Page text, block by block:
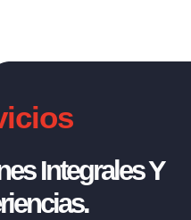
Integrales Y